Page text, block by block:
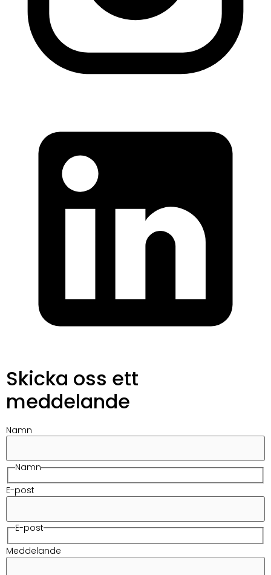
Skicka oss ett
meddelande
Namn
Namn
E-post
E-post
Meddelande